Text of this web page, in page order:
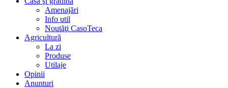
Amenajări
Info util
Noutăţi CasoTeca
Agricultură
La zi
Produse
Utilaje
Opinii
Anunturi